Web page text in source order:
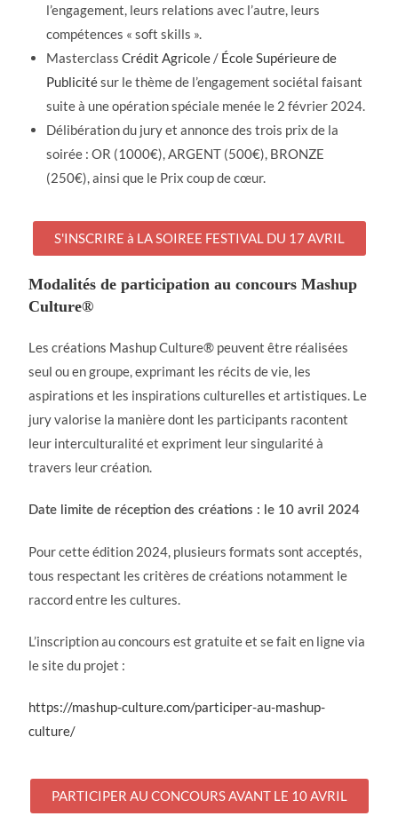
l’engagement, leurs relations avec l’autre, leurs
compétences « soft skills ».
MasterclassCrédit Agricole / École Supérieure de
Publicitésur le thème de l’engagement sociétal faisant
suite à une opération spéciale menée le 2 février 2024.
Délibération du jury et annonce des trois prix de la
soirée : OR (1000€), ARGENT (500€), BRONZE
(250€), ainsi que le Prix coup de cœur.
S'INSCRIRE à LA SOIREE FESTIVAL DU 17 AVRIL
Modalités de participation au concours Mashup
Culture®️
Les créations Mashup Culture®️ peuvent être réalisées
seul ou en groupe, exprimant les récits de vie, les
aspirations et les inspirations culturelles et artistiques. Le
jury valorise la manière dont les participants racontent
leur interculturalité et expriment leur singularité à
travers leur création.
Date limite de réception des créations : le 10 avril 2024
Pour cette édition 2024, plusieurs formats sont acceptés,
tous respectant les critères de créations notamment le
raccord entre les cultures.
L’inscription au concours est gratuite et se fait en ligne via
le site du projet :
https://mashup-culture.com/participer-au-mashup-
culture/
PARTICIPER AU CONCOURS AVANT LE 10 AVRIL